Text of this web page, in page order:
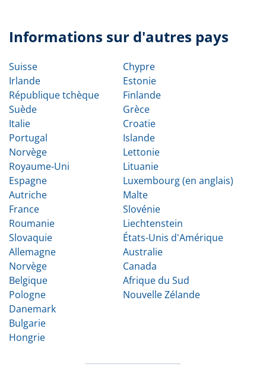
Informations sur d'autres pays
Suisse
Irlande
République tchèque
Suède
Italie
Portugal
Norvège
Royaume-Uni
Espagne
Autriche
France
Roumanie
Slovaquie
Allemagne
Norvège
Belgique
Pologne
Danemark
Bulgarie
Hongrie
Chypre
Estonie
Finlande
Grèce
Croatie
Islande
Lettonie
Lituanie
Luxembourg (en anglais)
Malte
Slovénie
Liechtenstein
États-Unis d'Amérique
Australie
Canada
Afrique du Sud
Nouvelle Zélande